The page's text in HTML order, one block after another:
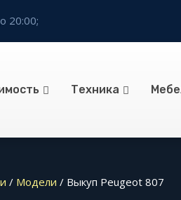
20:00;
Техника
/ Модели / Выкуп Peugeot 807